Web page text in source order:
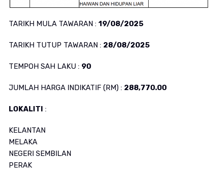
TARIKH MULA TAWARAN : 19/08/2025
TARIKH TUTUP TAWARAN : 28/08/2025
TEMPOH SAH LAKU : 90
JUMLAH HARGA INDIKATIF (RM) : 288,770.00
LOKALITI :
KELANTAN
MELAKA
NEGERI SEMBILAN
PERAK